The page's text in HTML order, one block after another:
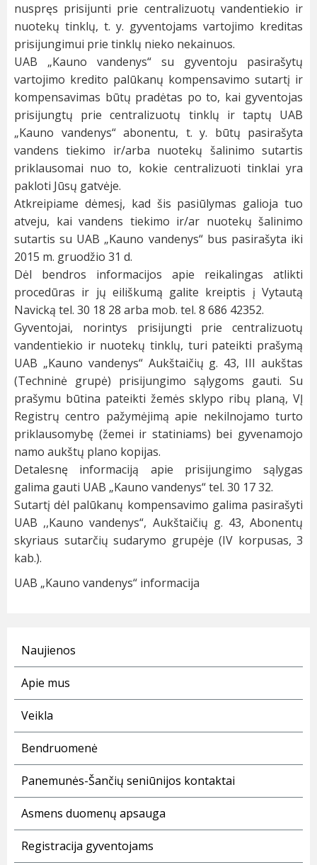
nuspręs prisijunti prie centralizuotų vandentiekio ir
nuotekų tinklų, t. y. gyventojams vartojimo kreditas
prisijungimui prie tinklų nieko nekainuos.
UAB „Kauno vandenys“ su gyventoju pasirašytų
vartojimo kredito palūkanų kompensavimo sutartį ir
kompensavimas būtų pradėtas po to, kai gyventojas
prisijungtų prie centralizuotų tinklų ir taptų UAB
„Kauno vandenys“ abonentu, t. y. būtų pasirašyta
vandens tiekimo ir/arba nuotekų šalinimo sutartis
priklausomai nuo to, kokie centralizuoti tinklai yra
pakloti Jūsų gatvėje.
Atkreipiame dėmesį, kad šis pasiūlymas galioja tuo
atveju, kai vandens tiekimo ir/ar nuotekų šalinimo
sutartis su UAB „Kauno vandenys“ bus pasirašyta iki
2015 m. gruodžio 31 d.
Dėl bendros informacijos apie reikalingas atlikti
procedūras ir jų eiliškumą galite kreiptis į Vytautą
Navicką tel. 30 18 28 arba mob. tel. 8 686 42352.
Gyventojai, norintys prisijungti prie centralizuotų
vandentiekio ir nuotekų tinklų, turi pateikti prašymą
UAB „Kauno vandenys“ Aukštaičių g. 43, III aukštas
(Techninė grupė) prisijungimo sąlygoms gauti. Su
prašymu būtina pateikti žemės sklypo ribų planą, VĮ
Registrų centro pažymėjimą apie nekilnojamo turto
priklausomybę (žemei ir statiniams) bei gyvenamojo
namo aukštų plano kopijas.
Detalesnę informaciją apie prisijungimo sąlygas
galima gauti UAB „Kauno vandenys“ tel. 30 17 32.
Sutartį dėl palūkanų kompensavimo galima pasirašyti
UAB ,,Kauno vandenys“, Aukštaičių g. 43, Abonentų
skyriaus sutarčių sudarymo grupėje (IV korpusas, 3
kab.).
UAB „Kauno vandenys“ informacija
Naujienos
Apie mus
Veikla
Bendruomenė
Panemunės-Šančių seniūnijos kontaktai
Asmens duomenų apsauga
Registracija gyventojams